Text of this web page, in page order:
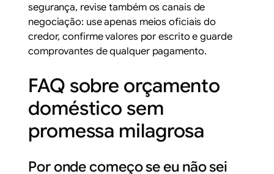
segurança, revise também os canais de
negociação: use apenas meios oficiais do
credor, confirme valores por escrito e guarde
comprovantes de qualquer pagamento.
FAQ sobre orçamento
doméstico sem
promessa milagrosa
Por onde começo se eu não sei